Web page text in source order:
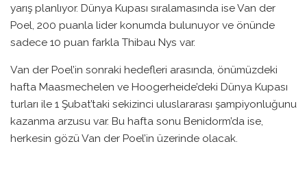
yarış planlıyor. Dünya Kupası sıralamasında ise Van der
Poel, 200 puanla lider konumda bulunuyor ve önünde
sadece 10 puan farkla Thibau Nys var.
Van der Poel’in sonraki hedefleri arasında, önümüzdeki
hafta Maasmechelen ve Hoogerheide’deki Dünya Kupası
turları ile 1 Şubat’taki sekizinci uluslararası şampiyonluğunu
kazanma arzusu var. Bu hafta sonu Benidorm’da ise,
herkesin gözü Van der Poel’in üzerinde olacak.